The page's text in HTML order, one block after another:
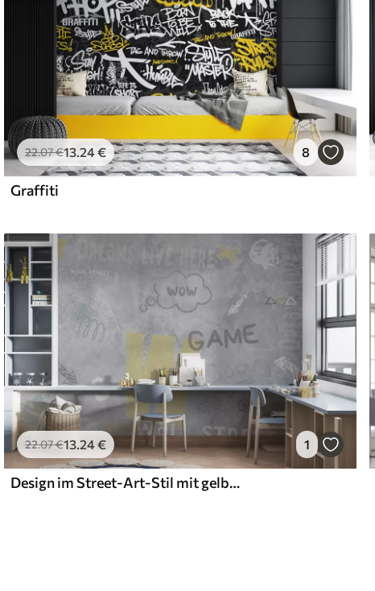
22.07€13.24€ 8
Graffiti
22.07€13 .24€ 1
Design im Street-Art-Stil mit gelber Farbe Inschriften auf dem Hintergrund der Betonwand